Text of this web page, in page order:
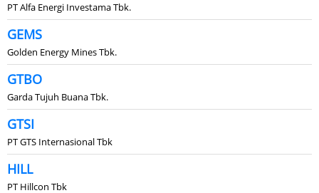
PT Alfa Energi Investama Tbk.
GEMS
Golden Energy Mines Tbk.
GTBO
Garda Tujuh Buana Tbk.
GTSI
PT GTS Internasional Tbk
HILL
PT Hillcon Tbk